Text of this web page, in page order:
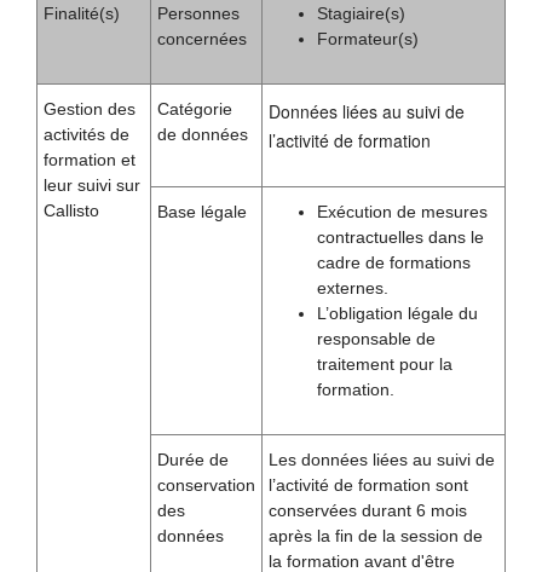
Finalité(s)
Personnes
concernées
Stagiaire(s)
Formateur(s)
Gestion des
activités de
formation et
leur suivi sur
Callisto
Catégorie
de données
Données liées au suivi de
l’activité de formation
Base légale
Exécution de mesures
contractuelles dans le
cadre de formations
externes.
L’obligation légale du
responsable de
traitement pour la
formation.
Durée de
conservation
des
données
Les données liées au suivi de
l’activité de formation sont
conservées durant 6 mois
après la fin de la session de
la formation avant d'être